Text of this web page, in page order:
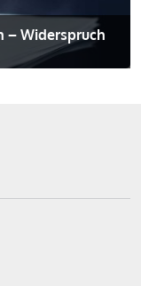
– Widerspruch